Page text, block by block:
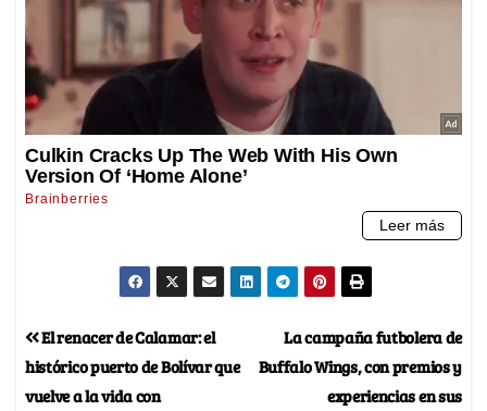
La campaña futbolera de
Buffalo Wings, con premios y
experiencias en sus
El renacer de Calamar: el
histórico puerto de Bolívar que
vuelve a la vida con